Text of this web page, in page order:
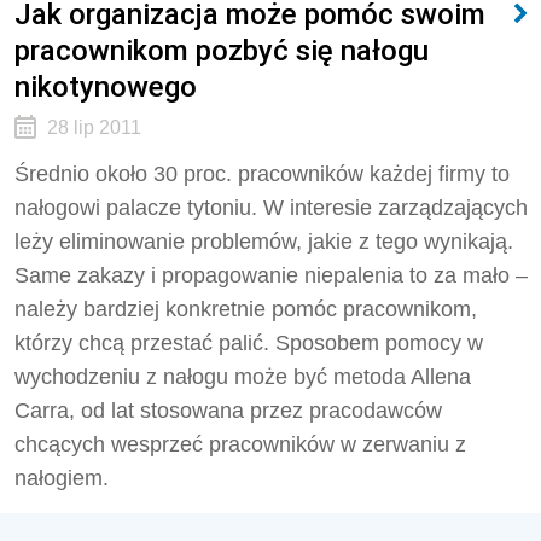
Jak organizacja może pomóc swoim
pracownikom pozbyć się nałogu
nikotynowego
28 lip 2011
Średnio około 30 proc. pracowników każdej firmy to
nałogowi palacze tytoniu. W interesie zarządzających
leży eliminowanie problemów, jakie z tego wynikają.
Same zakazy i propagowanie niepalenia to za mało –
należy bardziej konkretnie pomóc pracownikom,
którzy chcą przestać palić. Sposobem pomocy w
wychodzeniu z nałogu może być metoda Allena
Carra, od lat stosowana przez pracodawców
chcących wesprzeć pracowników w zerwaniu z
nałogiem.